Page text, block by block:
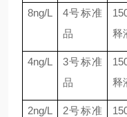
8ng/L 4号标准
品
释
4ng/L 3号标准
品
释
2ng/L 2号标准